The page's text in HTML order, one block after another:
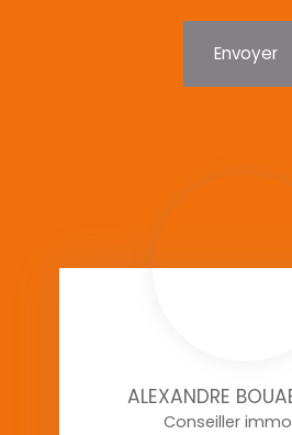
Envoyer
ALEXANDRE
Conseiller